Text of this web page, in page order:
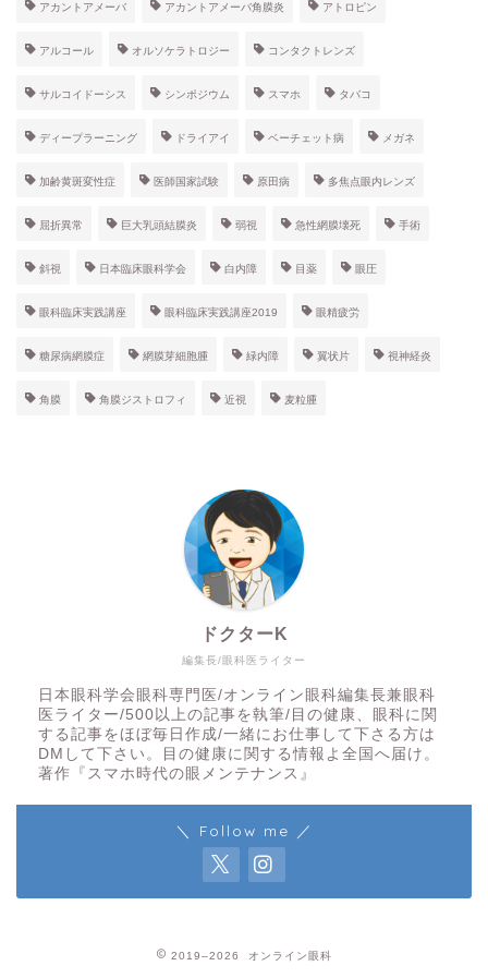
アカントアメーバ アカントアメーバ角膜炎 アトロピン
アルコール オルソケラトロジー コンタクトレンズ
サルコイドーシス シンポジウム スマホ タバコ
ディープラーニング ドライアイ ベーチェット病 メガネ
加齢黄斑変性症 医師国家試験 原田病 多焦点眼内レンズ
屈折異常 巨大乳頭結膜炎 弱視 急性網膜壊死 手術
斜視 日本臨床眼科学会 白内障 目薬 眼圧
眼科臨床実践講座 眼科臨床実践講座2019 眼精疲労
糖尿病網膜症 網膜芽細胞腫 緑内障 翼状片 視神経炎
角膜 角膜ジストロフィ 近視 麦粒腫
編集長/眼科医ライター
ドクターK
日本眼科学会眼科専門医/オンライン眼科編集長兼眼科
医ライター/500以上の記事を執筆/目の健康、眼科に関
する記事をほぼ毎日作成/一緒にお仕事して下さる方は
DMして下さい。目の健康に関する情報よ全国へ届け。
著作『スマホ時代の眼メンテナンス』
＼ Follow me ／
2019–2026 オンライン眼科